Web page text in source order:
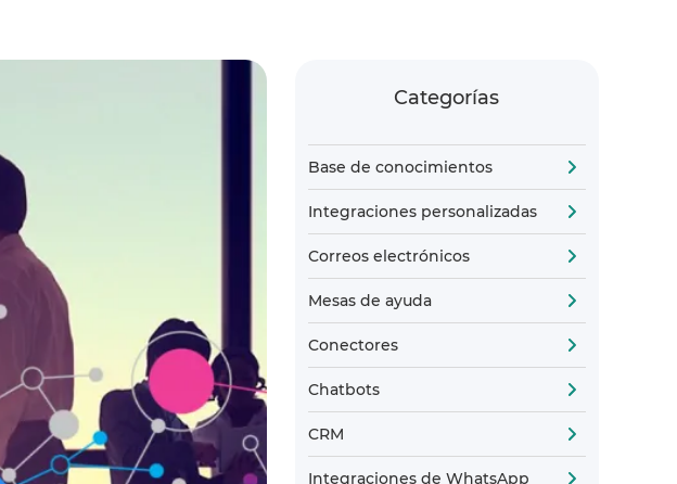
Categorías
Base de conocimientos
Integraciones personalizadas
Correos electrónicos
Mesas de ayuda
Conectores
Chatbots
CRM
Integraciones de WhatsApp